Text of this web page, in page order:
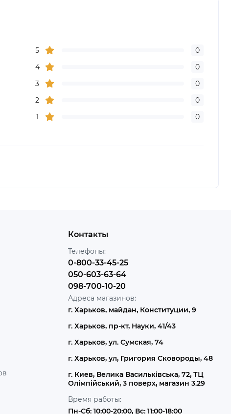
5
0
4
0
3
0
2
0
1
0
Контакты
Телефоны:
0-800-33-45-25
050-603-63-64
098-700-10-20
Адреса магазинов:
г. Харьков, майдан, Конституции, 9
г. Харьков, пр-кт, Науки, 41/43
г. Харьков, ул. Сумская, 74
г. Харьков, ул, Григория Сковороды, 48
г. Киев, Велика Васильківська, 72, ТЦ
Олімпійський, 3 поверх, магазин 3.29
Время работы:
Пн-Сб: 10:00-20:00, Вс: 11:00-18:00